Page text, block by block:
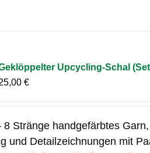
Upcycling-Schal
€
Stränge handgefärbtes
und Detailzeichnungen mit